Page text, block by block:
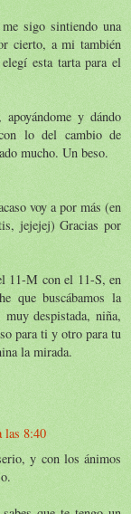
sigo sintiendo una
cierto, a mi también
esta tarta para el
y dándo
lo del cambio de
mucho. Un beso.
voy a por más (en
jejejej) Gracias por
11-M con el 11-S, en
que buscábamos la
despistada, niña,
para ti y otro para tu
la mirada.
las 8:40
y con los ánimos